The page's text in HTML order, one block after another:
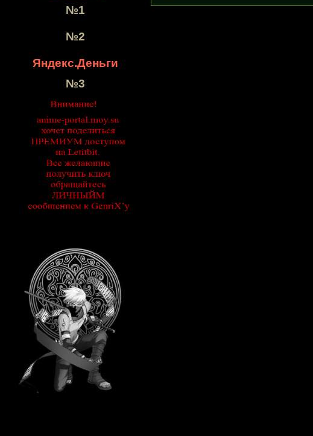
№1
№2
Яндекс.Деньги
№3